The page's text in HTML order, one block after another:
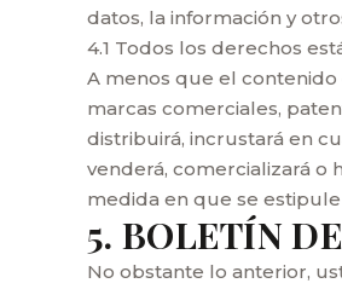
datos, la información y
4.1 Todos los derechos
A menos que el
marcas comerciales,
distribuirá, incrustará en
venderá, comercializará o
medida en que se
5. BOLETÍN
No obstante lo anterior,